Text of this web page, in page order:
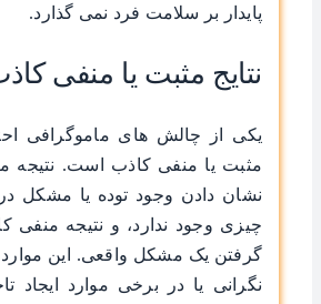
پایدار بر سلامت فرد نمی گذارد.
نتایج مثبت یا منفی
یکی از چالش های ماموگرافی
مثبت یا منفی کاذب است. نتیجه
نشان دادن وجود توده یا مشکل
چیزی وجود ندارد، و نتیجه منفی
گرفتن یک مشکل واقعی. این موارد
نگرانی یا در برخی موارد ایجاد